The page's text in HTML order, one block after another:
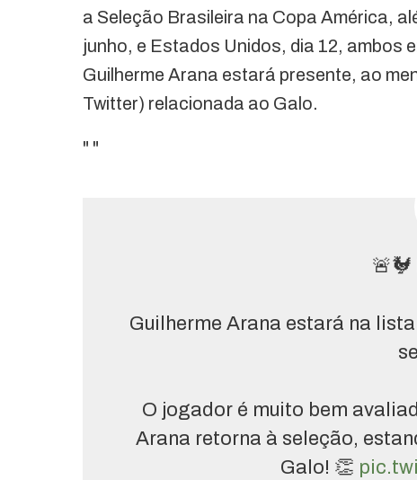
a Seleção Brasileira na Copa América,
junho, e Estados Unidos, dia 12, ambos
Guilherme Arana estará presente, ao
Twitter) relacionada ao Galo.
" "
🚨🐓
Guilherme Arana estará na
O jogador é muito bem
Arana retorna à seleção,
Galo! 👏